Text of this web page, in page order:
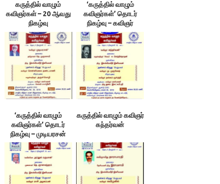
கருத்தில் வாழும்
கவிஞர்கள் – 20 ஆவது
நிகழ்வு
‘கருத்தில் வாழும்
கவிஞர்கள்’ தொடர்
நிகழ்வு – கவிஞர்
சி.மணி
‘கருத்தில் வாழும்
கவிஞர்கள்’ தொடர்
நிகழ்வு – முடியரசன்
கருத்தில் வாழும் கவிஞர்
கந்தர்வன்